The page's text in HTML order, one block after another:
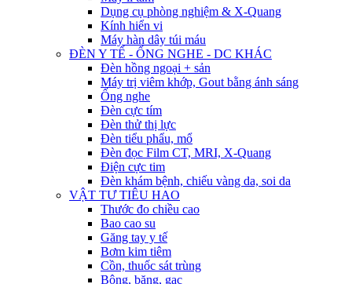
Dụng cụ phòng nghiệm & X-Quang
Kính hiển vi
Máy hàn dây túi máu
ĐÈN Y TẾ - ỐNG NGHE - DC KHÁC
Đèn hồng ngoại + sản
Máy trị viêm khớp, Gout bằng ánh sáng
Ống nghe
Đèn cực tím
Đèn thử thị lực
Đèn tiểu phẩu, mổ
Đèn đọc Film CT, MRI, X-Quang
Điện cực tim
Đèn khám bệnh, chiếu vàng da, soi da
VẬT TƯ TIÊU HAO
Thước đo chiều cao
Bao cao su
Găng tay y tế
Bơm kim tiêm
Cồn, thuốc sát trùng
Bông, băng, gạc